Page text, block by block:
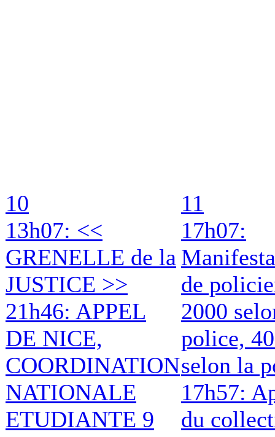
10
13h07: <<
GRENELLE de la
JUSTICE >>
21h46: APPEL
DE NICE,
COORDINATION
NATIONALE
ETUDIANTE 9
11
17h07:
de
2000
police,
selon la
17h57:
du